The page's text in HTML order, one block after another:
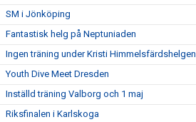
SM i Jönköping
Fantastisk helg på Neptuniaden
Ingen träning under Kristi Himmelsfärdshelgen
Youth Dive Meet Dresden
Inställd träning Valborg och 1 maj
Riksfinalen i Karlskoga